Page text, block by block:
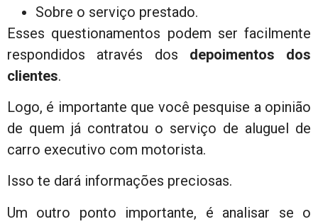
Sobre o serviço prestado.
Esses questionamentos podem ser facilmente
respondidos através dos depoimentos dos
clientes.
Logo, é importante que você pesquise a opinião
de quem já contratou o serviço de aluguel de
carro executivo com motorista.
Isso te dará informações preciosas.
Um outro ponto importante, é analisar se o